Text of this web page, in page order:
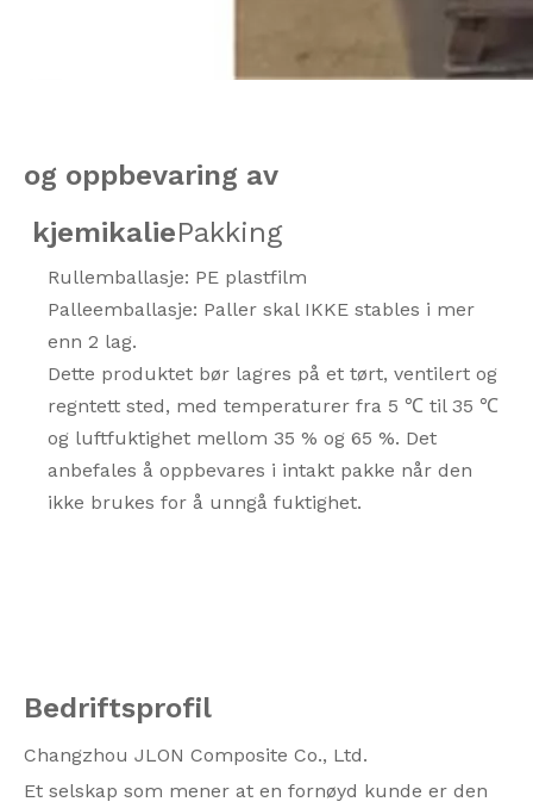
og oppbevaring av
kjemikaliePakking
Rullemballasje: PE plastfilm
Palleemballasje: Paller skal IKKE stables i mer
enn 2 lag.
Dette produktet bør lagres på et tørt, ventilert og
regntett sted, med temperaturer fra 5 ℃ til 35 ℃
og luftfuktighet mellom 35 % og 65 %. Det
anbefales å oppbevares i intakt pakke når den
ikke brukes for å unngå fuktighet.
Bedriftsprofil
Changzhou JLON Composite Co., Ltd.
Et selskap som mener at en fornøyd kunde er den